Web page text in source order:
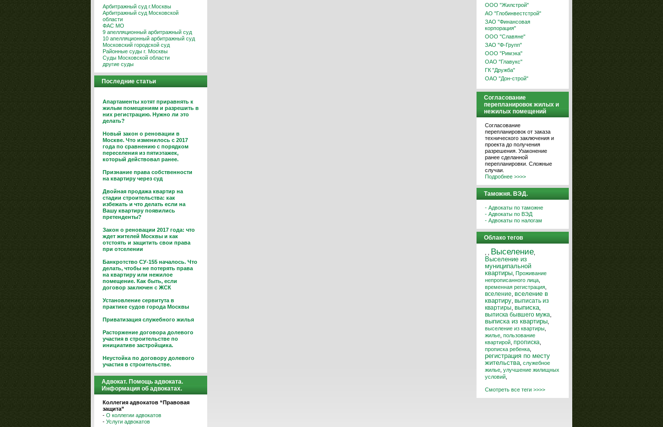
Арбитражный суд г.Москвы
Арбитражный суд Московской
области
ФАС МО
9 апелляционный арбитражный суд
10 апелляционный арбитражный суд
Московский городской суд
Районные суды г. Москвы
Суды Московской области
другие суды
Последние статьи
Апартаменты хотят приравнять к
жилым помещениям и разрешить в
них регистрацию. Нужно ли это
делать?
Новый закон о реновации в
Москве. Что изменилось с 2017
года по сравнению с порядком
переселения из пятиэтажек,
который действовал ранее.
Признание права собственности
на квартиру через суд
Двойная продажа квартир на
стадии строительства: как
избежать и что делать если на
Вашу квартиру появились
претенденты?
Закон о реновации 2017 года: что
ждет жителей Москвы и как
отстоять и защитить свои права
при отселении
Банкротство СУ-155 началось. Что
делать, чтобы не потерять права
на квартиру или нежилое
помещение. Как быть, если
договор заключен с ЖСК
Установление сервитута в
практике судов города Москвы
Приватизация служебного жилья
Расторжение договора долевого
участия в строительстве по
инициативе застройщика.
Неустойка по договору долевого
участия в строительстве.
Адвокат. Помощь адвоката.
Информация об адвокатах.
Коллегия адвокатов “Правовая
защита”
- О коллегии адвокатов
- Услуги адвокатов
ООО "Жилстрой"
АО "Глобинвестстрой"
ЗАО "Финансовая
корпорация"
ООО "Славяне"
ЗАО "Ф-Групп"
ООО "Римэка"
ОАО "Главукс"
ГК "Дружба"
ОАО "Дон-строй"
Согласование
перепланировок жилых и
нежилых помещений
Согласование
перепланировок от заказа
технического заключения и
проекта до получения
разрешения. Узаконение
ранее сделанной
перепланировки. Сложные
случаи.
Подробнее >>>>
Таможня. ВЭД.
- Адвокаты по таможне
- Адвокаты по ВЭД
- Адвокаты по налогам
Облако тегов
Выселение
Выселение из
муниципальной
квартиры Проживание
непрописанного лица
временная регистрация
вселение вселение в
квартиру выписать из
квартиры выписка
выписка бывшего мужа
выписка из квартиры
выселение из квартиры
жилье пользование
квартирой прописка
прописка ребенка
регистрация по месту
жительства служебное
жилье улучшение жилищных
условий
Смотреть все теги >>>>